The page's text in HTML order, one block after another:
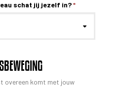
schat jij jezelf in?*
overeen komt met jouw